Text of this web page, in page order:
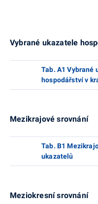
Vybrané ukazatele
Tab. A1 Vybrané
hospodářství v
Mezikrajové srovnání
Tab. B1
ukazatelů
Meziokresní srovnání